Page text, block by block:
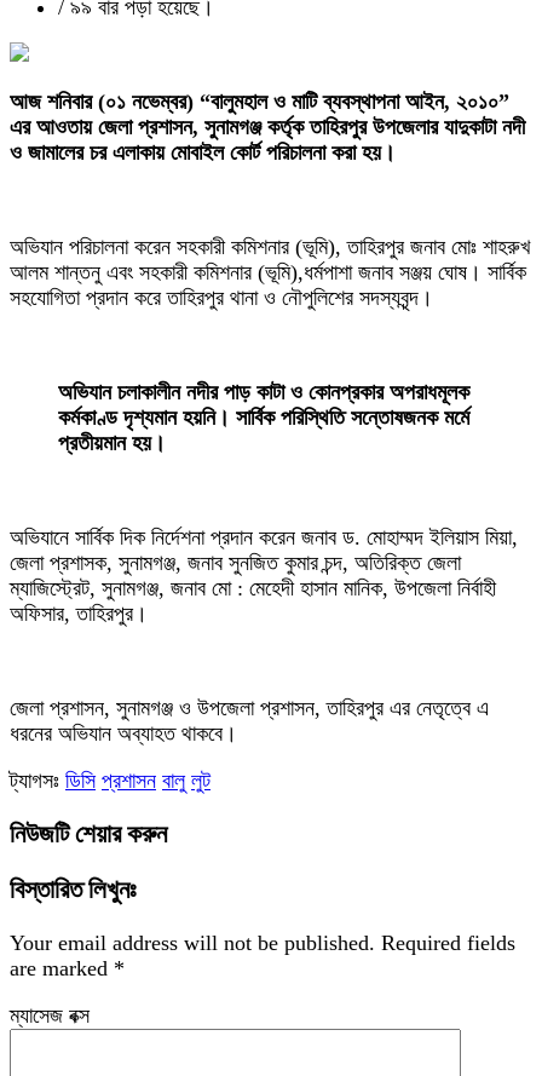
/ ৯৯ বার পড়া হয়েছে।
‎আজ শনিবার (০১ নভেম্বর) “বালুমহাল ও মাটি ব্যবস্থাপনা আইন, ২০১০”
এর আওতায় জেলা প্রশাসন, সুনামগঞ্জ কর্তৃক তাহিরপুর উপজেলার যাদুকাটা নদী
ও জামালের চর এলাকায় মোবাইল কোর্ট পরিচালনা করা হয়।
‎অভিযান পরিচালনা করেন সহকারী কমিশনার (ভূমি), তাহিরপুর জনাব মোঃ শাহরুখ
আলম শান্তনু এবং সহকারী কমিশনার (ভূমি),ধর্মপাশা জনাব সঞ্জয় ঘোষ। সার্বিক
সহযোগিতা প্রদান করে তাহিরপুর থানা ও নৌপুলিশের সদস্যবৃন্দ।
‎অভিযান চলাকালীন নদীর পাড় কাটা ও কোনপ্রকার অপরাধমূলক
কর্মকাণ্ড দৃশ্যমান হয়নি। সার্বিক পরিস্থিতি সন্তোষজনক মর্মে
প্রতীয়মান হয়।
‎অভিযানে সার্বিক দিক নির্দেশনা প্রদান করেন জনাব ড. মোহাম্মদ ইলিয়াস মিয়া,
জেলা প্রশাসক, সুনামগঞ্জ, জনাব সুনজিত কুমার চন্দ, অতিরিক্ত জেলা
ম্যাজিস্ট্রেট, সুনামগঞ্জ, জনাব মো : মেহেদী হাসান মানিক, উপজেলা নির্বাহী
অফিসার, তাহিরপুর।
‎জেলা প্রশাসন, সুনামগঞ্জ ও উপজেলা প্রশাসন, তাহিরপুর এর নেতৃত্বে এ
ধরনের অভিযান অব্যাহত থাকবে।
ট্যাগসঃ ডিসি প্রশাসন বালু লুট
নিউজটি শেয়ার করুন
বিস্তারিত লিখুনঃ
Your email address will not be published. Required fields
are marked *
ম্যাসেজ বক্স